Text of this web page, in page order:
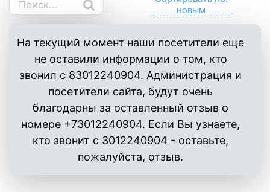
На текущий момент наши посетители еще
не оставили информации о том, кто
звонил с 83012240904. Администрация и
посетители сайта, будут очень
благодарны за оставленный отзыв о
номере +73012240904. Если Вы узнаете,
кто звонит с 3012240904 - оставьте,
пожалуйста, отзыв.